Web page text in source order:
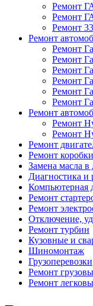
Ремонт
Ремонт
Ремонт
Ремонт
Ремонт
Ремонт
Ремонт
Ремонт
Ремонт
Ремонт
Ремонт
Ремонт
Ремонт
Ремонт
Ремонт
Замена масла
Диагностика и
Компьютерная
Ремонт
Ремонт
Отключение,
Ремонт турбин
Кузовные и
Шиномонтаж
Грузоперевозки
Ремонт
Ремонт